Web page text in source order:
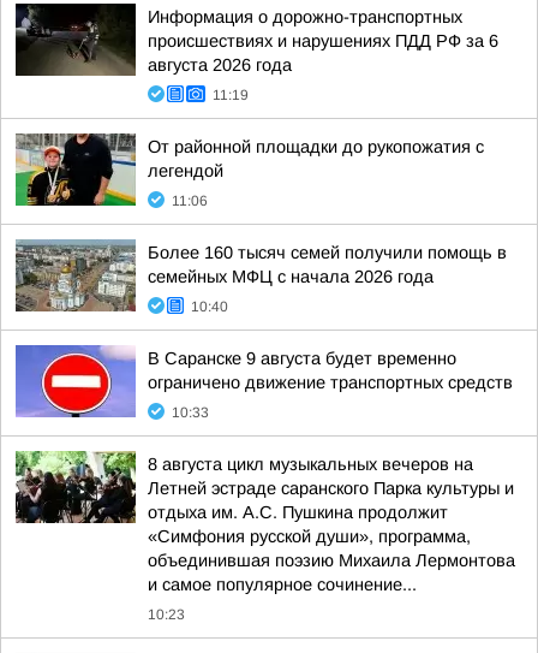
Информация о дорожно-транспортных
происшествиях и нарушениях ПДД РФ за 6
августа 2026 года
11:19
От районной площадки до рукопожатия с
легендой
11:06
Более 160 тысяч семей получили помощь в
семейных МФЦ с начала 2026 года
10:40
В Саранске 9 августа будет временно
ограничено движение транспортных средств
10:33
8 августа цикл музыкальных вечеров на
Летней эстраде саранского Парка культуры и
отдыха им. А.С. Пушкина продолжит
«Симфония русской души», программа,
объединившая поэзию Михаила Лермонтова
и самое популярное сочинение...
10:23